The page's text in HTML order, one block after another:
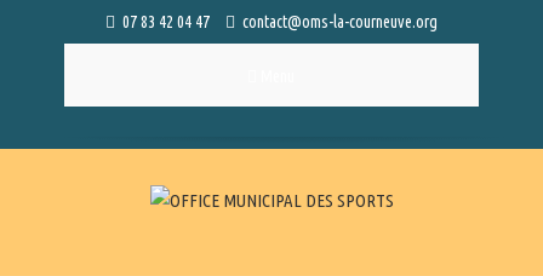
07 83 42 04 47 contact@oms-la-courneuve.org